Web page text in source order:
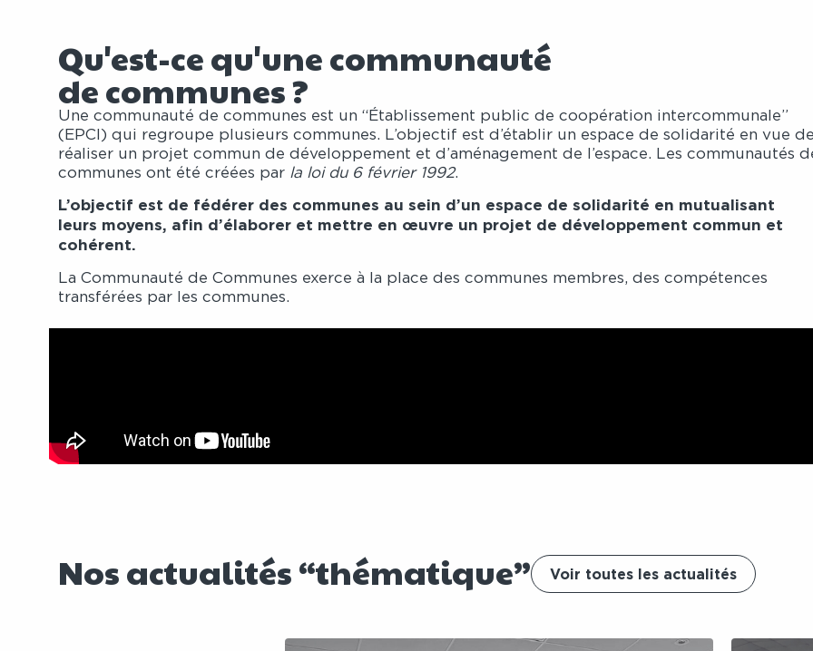
Qu'est-ce qu'une communauté
de communes ?
Une communauté de communes est un “Établissement public de coopération intercommunale”
(EPCI) qui regroupe plusieurs communes. L’objectif est d’établir un espace de solidarité en vue
réaliser un projet commun de développement et d’aménagement de l’espace. Les communautés
communes ont été créées parla loi du 6 février 1992.
L’objectif est de fédérer des communes au sein d’un espace de solidarité en mutualisant
leurs moyens, afin d’élaborer et mettre en œuvre un projet de développement commun et
cohérent.
La Communauté de Communes exerce à la place des communes membres, des compétences
transférées par les communes.
Nos actualités “thématique” Voir toutes les actualités